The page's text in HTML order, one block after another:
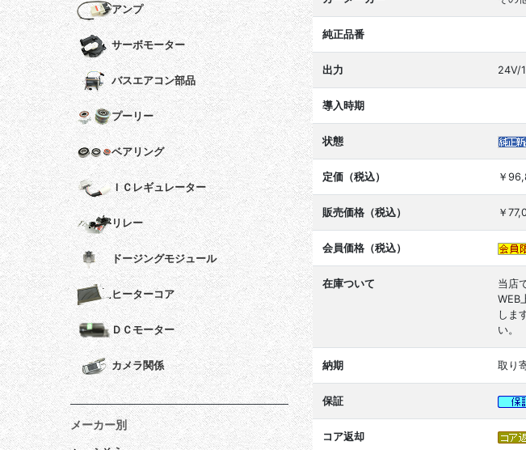
純正品番
出力 24V/
導入時期
状態
定価（税込） ￥
販売価格（税込） ￥
会員価格（税込）
在庫ついて
当店
WEB
しま
い。
納期 取り
保証
コア返却
アンプ
サーボモーター
バスエアコン部品
プーリー
ベアリング
ＩＣレギュレーター
リレー
ドージングモジュール
ヒーターコア
ＤＣモーター
カメラ関係
メーカー別